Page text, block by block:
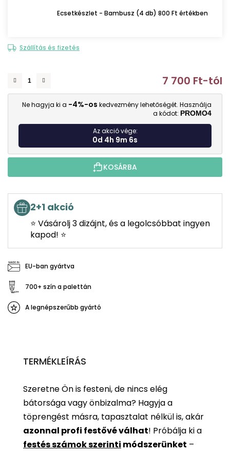
Ecsetkészlet - Bambusz (4 db) 800 Ft értékben
Szállítás és fizetés
7 700 Ft-tól
Ne hagyja ki a -4%-os kedvezmény lehetőségét. Használja
a kódot: PROMO4
Az akció vége:
0d 4h 9m 5s
KOSÁRBA
2+1 akció
⭐ Vásárolj 3 dizájnt, és a legolcsóbbat ingyen
kapod! ⭐
EU-ban gyártva
700+ szín a palettán
A legnépszerűbb gyártó
TERMÉKLEÍRÁS
Szeretne Ön is festeni, de nincs elég
bátorsága vagy önbizalma? Hagyja a
töprengést másra, tapasztalat nélkül is, akár
azonnal profi festővé válhat! Próbálja ki a
festés számok szerinti módszerünket –